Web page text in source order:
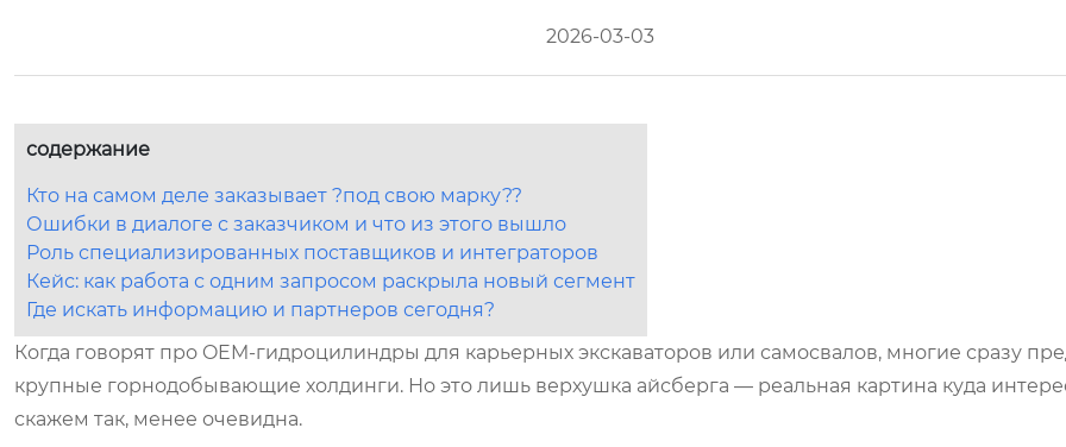
2026-03-03
содержание
Кто на самом деле заказывает ?под свою марку??
Ошибки в диалоге с заказчиком и что из этого вышло
Роль специализированных поставщиков и интеграторов
Кейс: как работа с одним запросом раскрыла новый сегмент
Где искать информацию и партнеров сегодня?
Когда говорят про OEM-гидроцилиндры для карьерных экскаваторов или самосвалов, многие сразу
крупные горнодобывающие холдинги. Но это лишь верхушка айсберга — реальная картина куда
скажем так, менее очевидна.